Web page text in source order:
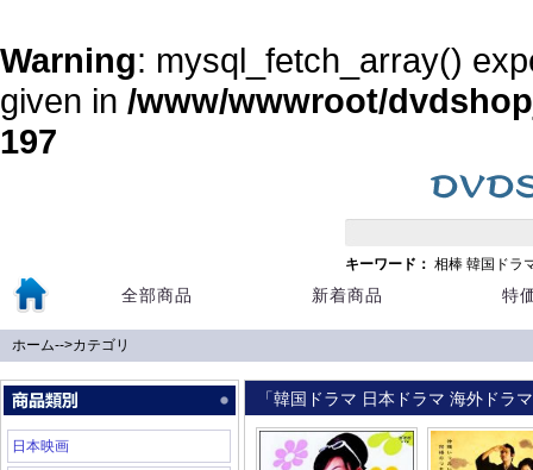
Warning: mysql_fetch_array()
given in /www/wwwroot/
197
キーワード： 相棒 韓国ドラ
全部商品 新着商品 特
ホーム-->カテゴリ
日本映画
「韓国ドラマ 日本ドラマ 海外ドラ